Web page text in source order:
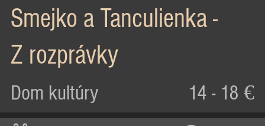
Smejko a Tanculienka -
Z rozprávky
Dom kultúry 14 - 18 €